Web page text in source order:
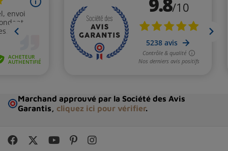
Marchand approuvé par la Société des Avis
Garantis, cliquez ici pour vérifier.